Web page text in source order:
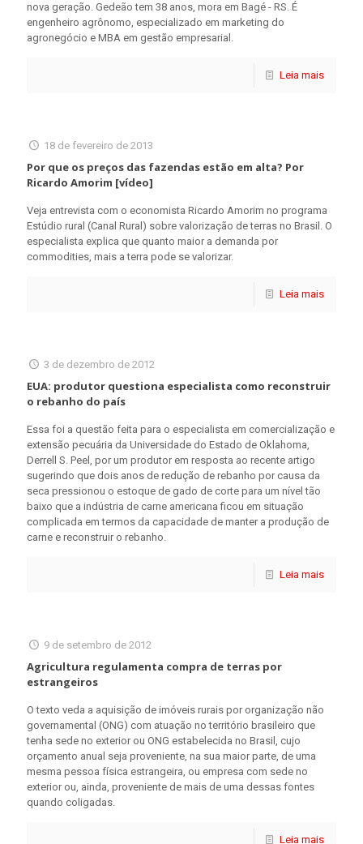
nova geração. Gedeão tem 38 anos, mora em Bagé - RS. É
engenheiro agrônomo, especializado em marketing do
agronegócio e MBA em gestão empresarial.
Leia mais
18 de fevereiro de 2013
Por que os preços das fazendas estão em alta? Por
Ricardo Amorim [vídeo]
Veja entrevista com o economista Ricardo Amorim no programa
Estúdio rural (Canal Rural) sobre valorização de terras no Brasil. O
especialista explica que quanto maior a demanda por
commodities, mais a terra pode se valorizar.
Leia mais
3 de dezembro de 2012
EUA: produtor questiona especialista como reconstruir
o rebanho do país
Essa foi a questão feita para o especialista em comercialização e
extensão pecuária da Universidade do Estado de Oklahoma,
Derrell S. Peel, por um produtor em resposta ao recente artigo
sugerindo que dois anos de redução de rebanho por causa da
seca pressionou o estoque de gado de corte para um nível tão
baixo que a indústria de carne americana ficou em situação
complicada em termos da capacidade de manter a produção de
carne e reconstruir o rebanho.
Leia mais
9 de setembro de 2012
Agricultura regulamenta compra de terras por
estrangeiros
O texto veda a aquisição de imóveis rurais por organização não
governamental (ONG) com atuação no território brasileiro que
tenha sede no exterior ou ONG estabelecida no Brasil, cujo
orçamento anual seja proveniente, na sua maior parte, de uma
mesma pessoa física estrangeira, ou empresa com sede no
exterior ou, ainda, proveniente de mais de uma dessas fontes
quando coligadas.
Leia mais